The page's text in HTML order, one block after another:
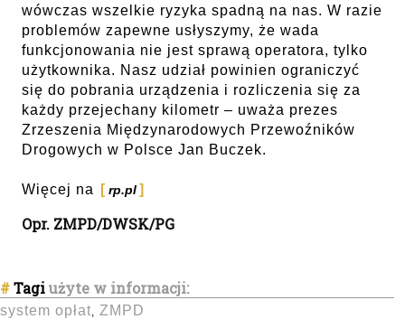
wówczas wszelkie ryzyka spadną na nas. W razie
problemów zapewne usłyszymy, że wada
funkcjonowania nie jest sprawą operatora, tylko
użytkownika. Nasz udział powinien ograniczyć
się do pobrania urządzenia i rozliczenia się za
każdy przejechany kilometr – uważa prezes
Zrzeszenia Międzynarodowych Przewoźników
Drogowych w Polsce Jan Buczek.
Więcej na rp.pl
Opr. ZMPD/DWSK/PG
#Tagiużyte w informacji:
system opłat ZMPD